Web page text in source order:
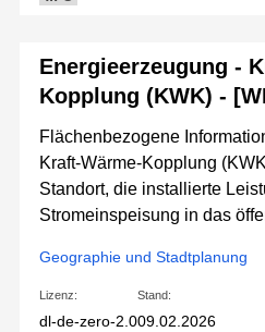
Energieerzeugung -
Kopplung (KWK) -
Flächenbezogene
Kraft-Wärme-Kopplung
Standort, die installierte
Stromeinspeisung in das
Geographie und Stadtplanung
Lizenz:
dl-de-zero-2.0
Stand:
09.02.2026